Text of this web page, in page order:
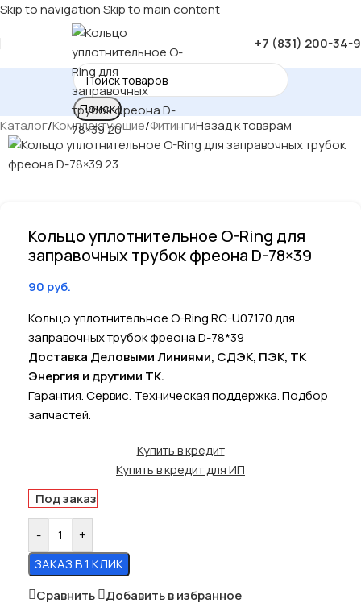
Skip to navigationSkip to main content
+7 (831) 200-34-
Поиск
Каталог/Комплектующие/ФитингиНазад к товарам
Кольцо уплотнительное O-Ring для
заправочных трубок фреона D-78×39
90 руб.
Кольцо уплотнительное O-Ring RC-U07170 для
заправочных трубок фреона D-78*39
Доставка Деловыми Линиями, СДЭК, ПЭК, ТК
Энергия и другими ТК.
Гарантия. Сервис. Техническая поддержка. Подбор
запчастей.
Купить в кредит
Купить в кредит для ИП
Под заказ
-
+
ЗАКАЗ В 1 КЛИК
Сравнить
Добавить в избранное